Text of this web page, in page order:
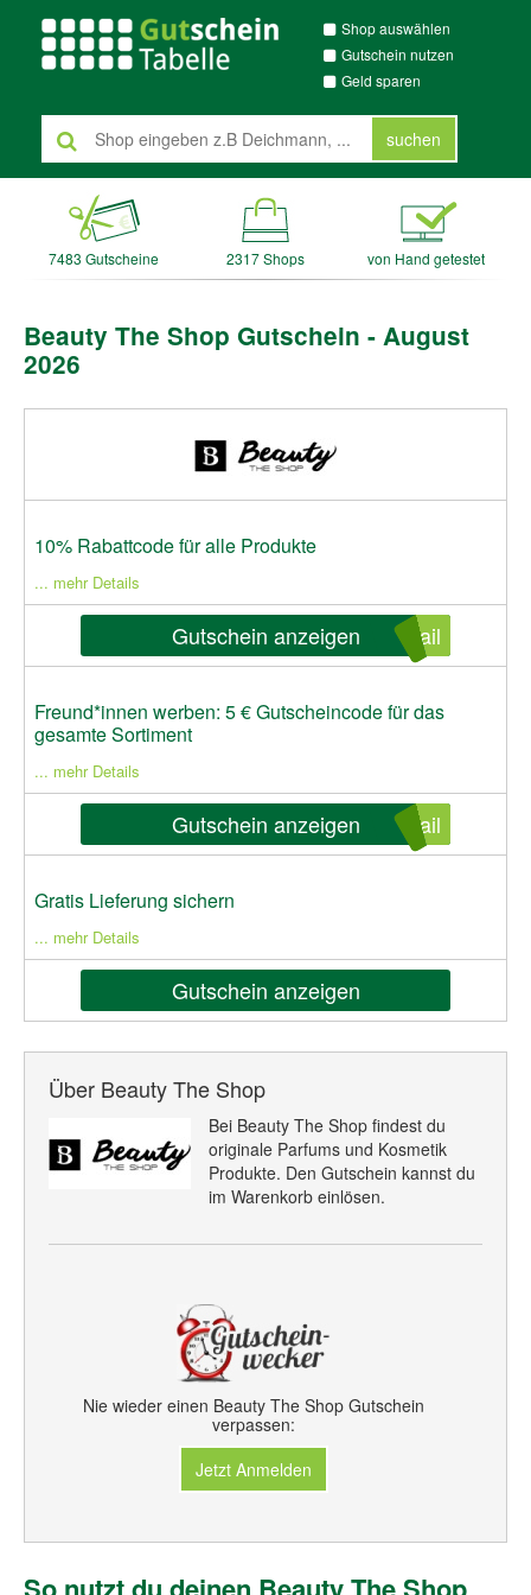
Shop auswählen
Gutschein nutzen
Geld sparen
suchen
7483 Gutscheine 2317 Shops von Hand getestet
Beauty The Shop Gutschein - August
2026
10% Rabattcode für alle Produkte
... mehr Details
Gutschein anzeigen ail
Freund*innen werben: 5 € Gutscheincode für das
gesamte Sortiment
... mehr Details
Gutschein anzeigen ail
Gratis Lieferung sichern
... mehr Details
Gutschein anzeigen
Über Beauty The Shop
Bei Beauty The Shop findest du
originale Parfums und Kosmetik
Produkte. Den Gutschein kannst du
im Warenkorb einlösen.
Nie wieder einen Beauty The Shop Gutschein
verpassen:
Jetzt Anmelden